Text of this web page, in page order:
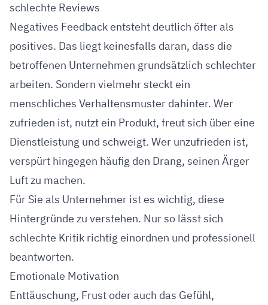
schlechte Reviews
Negatives Feedback entsteht deutlich öfter als
positives. Das liegt keinesfalls daran, dass die
betroffenen Unternehmen grundsätzlich schlechter
arbeiten. Sondern vielmehr steckt ein
menschliches Verhaltensmuster dahinter. Wer
zufrieden ist, nutzt ein Produkt, freut sich über eine
Dienstleistung und schweigt. Wer unzufrieden ist,
verspürt hingegen häufig den Drang, seinen Ärger
Luft zu machen.
Für Sie als Unternehmer ist es wichtig, diese
Hintergründe zu verstehen. Nur so lässt sich
schlechte Kritik richtig einordnen und professionell
beantworten.
Emotionale Motivation
Enttäuschung, Frust oder auch das Gefühl,